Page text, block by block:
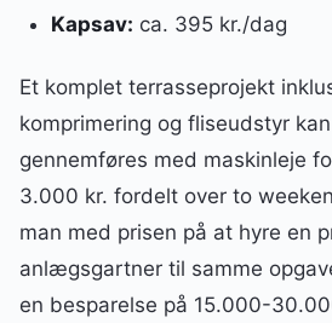
Kapsav: ca. 395 kr./dag
Et komplet terrasseprojekt
komprimering og fliseudstyr
gennemføres med maskinleje
3.000 kr. fordelt over to
man med prisen på at hyre en
anlægsgartner til samme
en besparelse på 15.000-